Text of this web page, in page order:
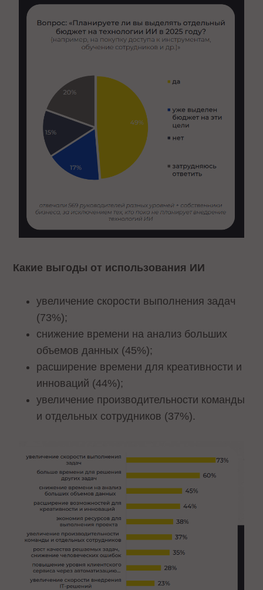
Какие выгоды от использования ИИ
увеличение скорости выполнения задач
(73%);
снижение времени на анализ больших
объемов данных (45%);
расширение времени для креативности и
инноваций (44%);
увеличение производительности команды
и отдельных сотрудников (37%).